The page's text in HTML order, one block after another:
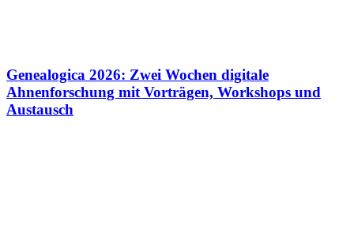
Genealogica 2026: Zwei Wochen digitale
Ahnenforschung mit Vorträgen, Workshops und
Austausch